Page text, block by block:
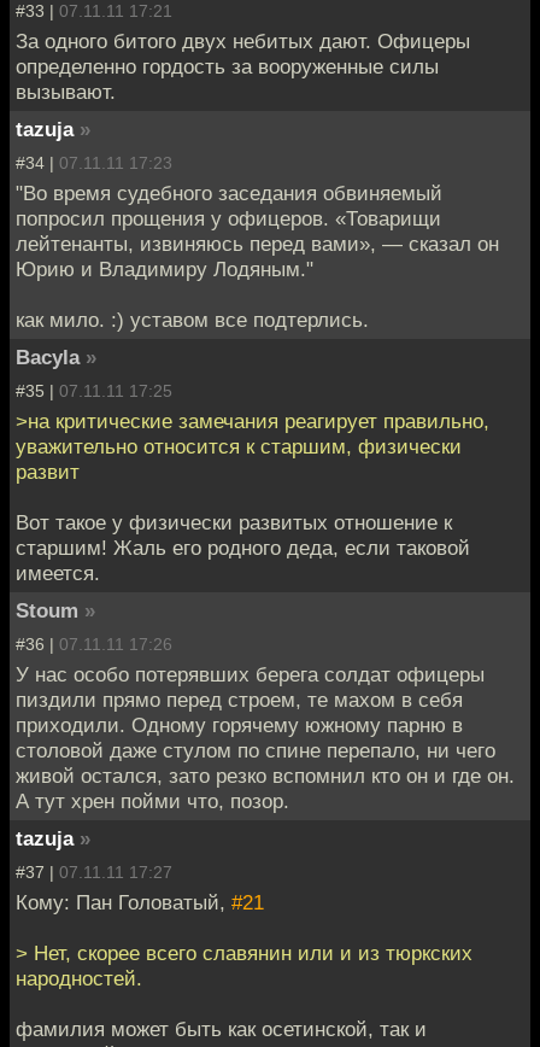
#33 | 07.11.11 17:21
За одного битого двух небитых дают. Офицеры
определенно гордость за вооруженные силы
вызывают.
tazuja »
#34 | 07.11.11 17:23
"Во время судебного заседания обвиняемый
попросил прощения у офицеров. «Товарищи
лейтенанты, извиняюсь перед вами», — сказал он
Юрию и Владимиру Лодяным."
как мило. :) уставом все подтерлись.
Bacyla »
#35 | 07.11.11 17:25
>на критические замечания реагирует правильно,
уважительно относится к старшим, физически
развит
Вот такое у физически развитых отношение к
старшим! Жаль его родного деда, если таковой
имеется.
Stoum »
#36 | 07.11.11 17:26
У нас особо потерявших берега солдат офицеры
пиздили прямо перед строем, те махом в себя
приходили. Одному горячему южному парню в
столовой даже стулом по спине перепало, ни чего
живой остался, зато резко вспомнил кто он и где он.
А тут хрен пойми что, позор.
tazuja »
#37 | 07.11.11 17:27
Кому: Пан Головатый, #21
> Нет, скорее всего славянин или и из тюркских
народностей.
фамилия может быть как осетинской, так и